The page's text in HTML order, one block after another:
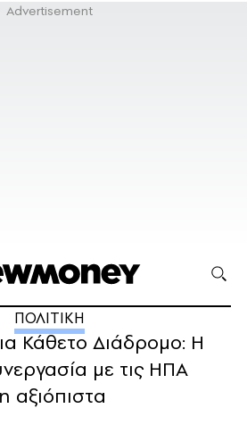
ΠΟΛΙΤΙΚΗ
Κάθετο Διάδρομο: Η
με τις ΗΠΑ
αξιόπιστα